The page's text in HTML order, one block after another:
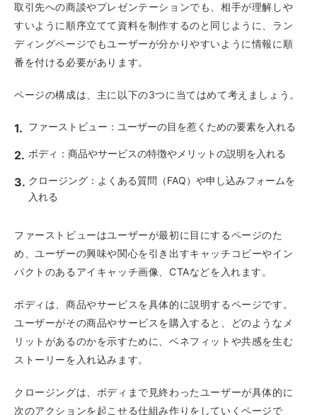
取引先への商談やプレゼンテーションでも、相手が理解しや
すいように順序立てて資料を制作するのと同じように、ラン
ディングページでもユーザーが分かりやすいように情報に順
番を付ける必要があります。
ページの構成は、主に以下の3つに当てはめて考えましょう。
ファーストビュー：ユーザーの目を惹くための要素を入れる
ボディ：商品やサービスの特徴やメリットの説明を入れる
クロージング：よくある質問（FAQ）や申し込みフォームを
入れる
ファーストビューはユーザーが最初に目にするページのた
め、ユーザーの興味や関心を引き出すキャッチコピーやイン
パクトのあるアイキャッチ画像、CTAなどを入れます。
ボディは、商品やサービスを具体的に説明するページです。
ユーザーがその商品やサービスを購入すると、どのようなメ
リットがあるのかを示すために、ベネフィットや共感を生む
ストーリーを入れ込みます。
クロージングは、ボディまで見終わったユーザーが具体的に
次のアクションを起こせる仕組み作りをしていくページで